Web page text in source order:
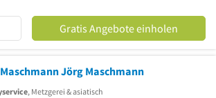
Gratis Angebote einholen
Jörg Maschmann
, Metzgerei & asiatisch